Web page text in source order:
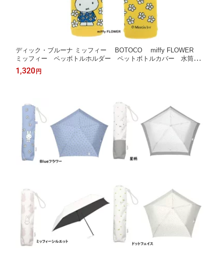
ディック・ブルーナ ミッフィー BOTOCO miffy FLOWER
ミッフィー ペッボトルホルダー ペットボトルカバー 水筒カ
バー ボトルホルダー プラボトル ボトルケース ポーチ ボ
トコ
1,320 円